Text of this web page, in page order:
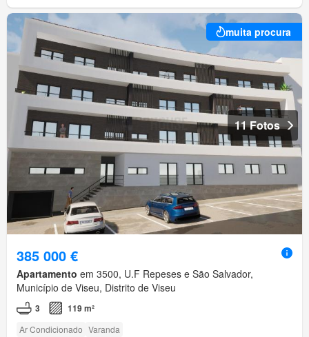
muita procura
11 Fotos
385 000 €
Apartamento em 3500, U.F Repeses e São Salvador,
Município de Viseu, Distrito de Viseu
3 119 m²
Ar Condicionado Varanda